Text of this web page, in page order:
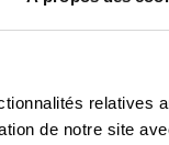
relatives
de notre site